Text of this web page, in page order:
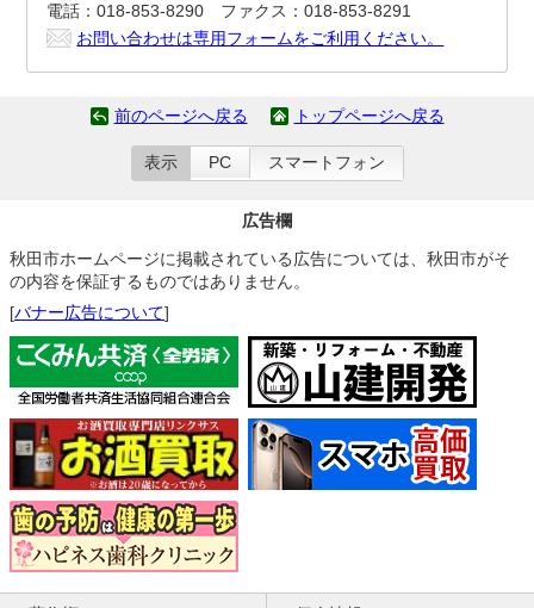
電話：018-853-8290 ファクス：018-853-8291
お問い合わせは専用フォームをご利用ください。
前のページへ戻る トップページへ戻る
表示 PC スマートフォン
広告欄
秋田市ホームページに掲載されている広告については、秋田市がそ
の内容を保証するものではありません。
[バナー広告について]